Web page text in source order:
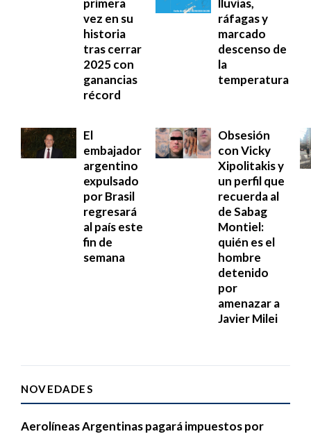
vez en su
historia
tras cerrar
2025 con
ganancias
récord
ráfagas y
marcado
descenso de
la
temperatura
El
embajador
argentino
expulsado
por Brasil
regresará
al país este
fin de
semana
Obsesión
con Vicky
Xipolitakis y
un perfil que
recuerda al
de Sabag
Montiel:
quién es el
hombre
detenido
por
amenazar a
Javier Milei
NOVEDADES
Aerolíneas Argentinas pagará impuestos por